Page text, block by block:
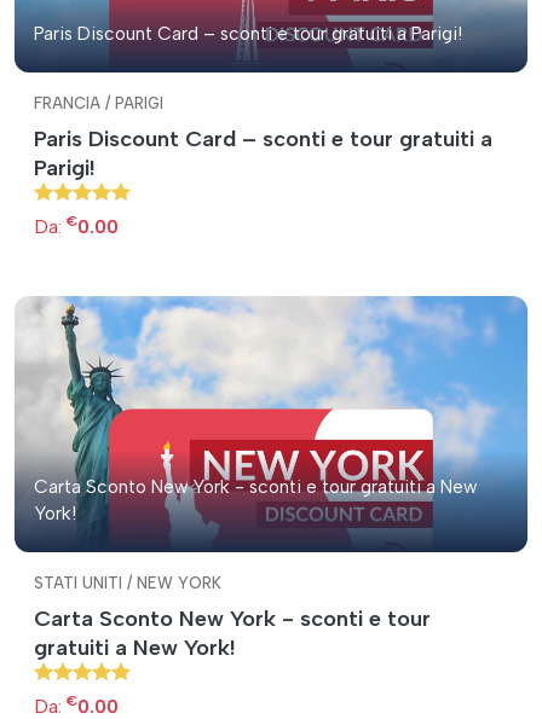
Paris Discount Card – sconti e tour gratuiti a Parigi!
FRANCIA / PARIGI
Paris Discount Card – sconti e tour gratuiti a
Parigi!
Da: €0.00
Carta Sconto New York - sconti e tour gratuiti a New
York!
STATI UNITI / NEW YORK
Carta Sconto New York - sconti e tour
gratuiti a New York!
Da: €0.00